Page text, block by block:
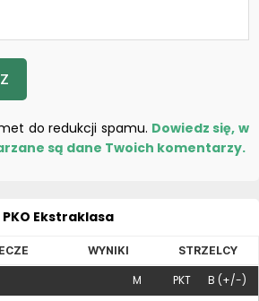
do redukcji spamu. Dowiedz się, w
są dane Twoich komentarzy.
PKO Ekstraklasa
WYNIKI STRZELCY
M PKT B (+/-)